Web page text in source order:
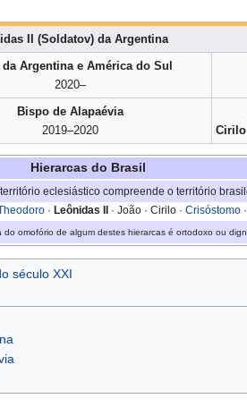
II (Soldatov) da Argentina
Argentina e América do Sul
2020–
Bispo de Alapaévia
2019–2020
Hierarcas do Brasil
eclesiástico compreende o território
· Leônidas II · João · Cirilo · Crisóstomo·
omofório de algum destes hierarcas é ortodoxo ou
século XXI